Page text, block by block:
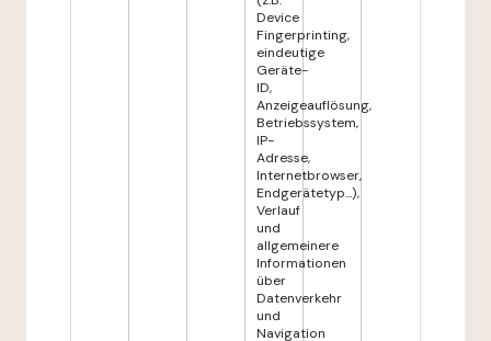
Device
Fingerprinting,
eindeutige
Geräte-
ID,
Anzeigeauflösung,
Betriebssystem,
IP-
Adresse,
Internetbrowser,
Endgerätetyp...),
Verlauf
und
allgemeinere
Informationen
über
Datenverkehr
und
Navigation